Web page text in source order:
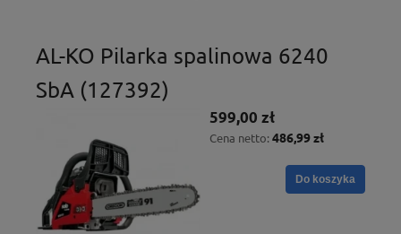
AL-KO Pilarka spalinowa 6240
SbA (127392)
599,00 zł
Cena netto: 486,99 zł
Do koszyka